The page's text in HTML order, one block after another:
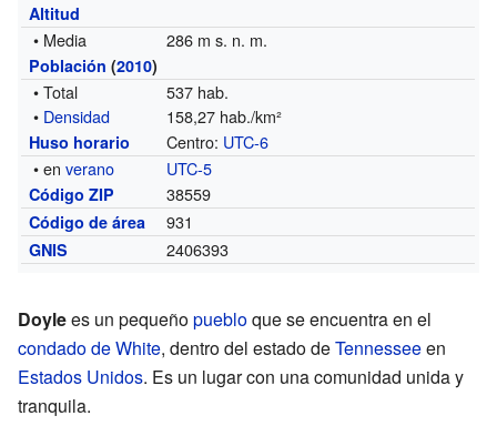
Altitud
• Media 286 m s. n. m.
Población (2010)
• Total
537 hab.
• Densidad 158,27 hab./km²
Huso horario Centro: UTC-6
• enverano UTC-5
Código ZIP 38559
Código de área 931
GNIS 2406393
Doylees un pequeñopuebloque se encuentra en el
condado de White, dentro del estado deTennesseeen
Estados Unidos. Es un lugar con una comunidad unida y
tranquila.